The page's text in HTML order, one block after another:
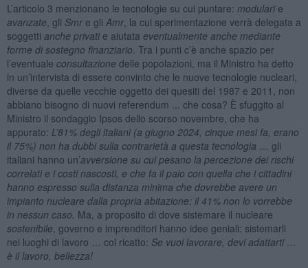
L’articolo 3 menzionano le tecnologie su cui puntare: modularie
avanzate , gli Smre gli Amr, la cui sperimentazione verrà delegata a
soggetti anche privatie aiutata eventualmente anche mediante
forme di sostegno finanziario . Tra i punti c’è anche spazio per
l’eventuale consultazione delle popolazioni, ma il Ministro ha detto
in un’intervista di essere convinto che le nuove tecnologie nucleari,
diverse da quelle vecchie oggetto dei quesiti del 1987 e 2011, non
abbiano bisogno di nuovi referendum ... che cosa? È sfuggito al
Ministro il sondaggio Ipsos dello scorso novembre, che ha
appurato: L’81% degli italiani (a giugno 2024, cinque mesi fa, erano
il 75%) non ha dubbi sulla contrarietà a questa tecnologia … gli
italiani hanno un’avversione su cui pesano la percezione dei rischi
correlati e i costi nascosti, e che fa il paio con quella che i cittadini
hanno espresso sulla distanza minima che dovrebbe avere un
impianto nucleare dalla propria abitazione: il 41% non lo vorrebbe
in nessun caso. Ma, a proposito di dove sistemare il nucleare
sostenibile , governo e imprenditori hanno idee geniali: sistemarli
nei luoghi di lavoro … col ricatto: Se vuoi lavorare, devi adattarti …
è il lavoro, bellezza!